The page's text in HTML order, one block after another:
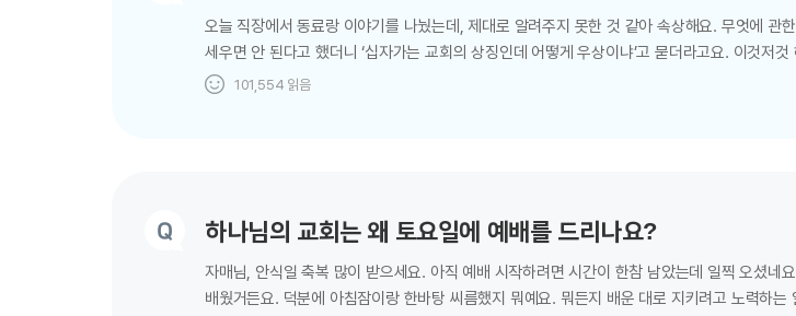
오늘 직장에서 동료랑 이야기를 나눴는데, 제대로 알려주지 못한 것 같아 속상해요. 무엇에 관
세우면 안 된다고 했더니 ‘십자가는 교회의 상징인데 어떻게 우상이냐’고 묻더라고요. 이것저
우상인지 다시 한번 알려주시겠어요? 얼마든지요. 우선 십계명을 볼까요? “너를 위하여 새긴
101,554 읽음
하나님의 교회는 왜 토요일에 예배를 드리나요?
자매님, 안식일 축복 많이 받으세요. 아직 예배 시작하려면 시간이 한참 남았는데 일찍 오셨네
배웠거든요. 덕분에 아침잠이랑 한바탕 씨름했지 뭐예요. 뭐든지 배운 대로 지키려고 노력하